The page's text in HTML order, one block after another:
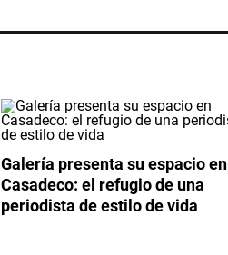
Galería presenta su espacio en
Casadeco: el refugio de una
periodista de estilo de vida